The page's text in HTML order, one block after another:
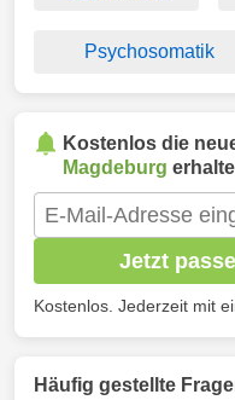
Psychosomatik
Kostenlos die
Magdeburg
Jetzt
Kostenlos. Jederzeit mit
Häufig gestellte